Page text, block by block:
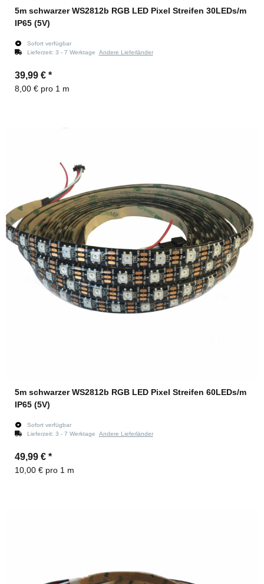
5m schwarzer WS2812b RGB LED Pixel Streifen 30LEDs/m
IP65 (5V)
Sofort verfügbar
Lieferzeit: 3 - 7 Werktage Andere Lieferländer
39,99 € *
8,00 € pro 1 m
5m schwarzer WS2812b RGB LED Pixel Streifen 60LEDs/m
IP65 (5V)
Sofort verfügbar
Lieferzeit: 3 - 7 Werktage Andere Lieferländer
49,99 € *
10,00 € pro 1 m